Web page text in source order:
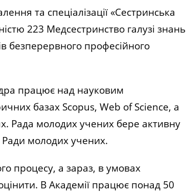
та спеціалізації «Сестринська
223 Медсестринство галузі знань
безперервного професійного
працює над науковим
базах Scopus, Web of Science, а
Рада молодих учених бере активну
Ради молодих учених.
процесу, а зараз, в умовах
В Академії працює понад 50